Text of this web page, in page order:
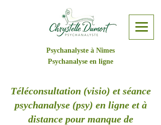
Psychanalyste à Nîmes
Psychanalyse en ligne
Téléconsultation (visio) et séance
psychanalyse (psy) en ligne et à
distance pour manque de